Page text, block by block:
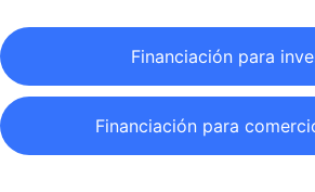
Financiación para
Financiación para